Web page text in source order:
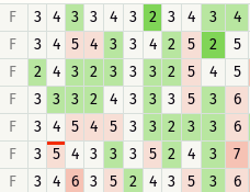
F 3 4 3 3 4 3 2 3 4 3
4
F 3 4 5 4 3 3 4 2 5 2
5
F 2 4 3 2 3 3 3 2 5 4
5
F 3 3 3 2 4 3 3 3 5 3
6
F 3 4 5 4 5 3 3 2 3 3
6
F 3 5 4 3 3 3 5 2 4 3
7
F 3 4 6 3 5 2 4 3 5 3
6